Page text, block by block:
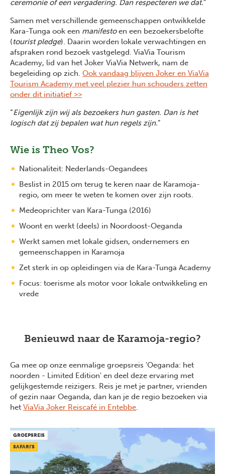
ceremonie of een vergadering. Dan respecteren we dat.”
Samen met verschillende gemeenschappen ontwikkelde
Kara-Tunga ook een manifestoen een bezoekersbelofte
(tourist pledge). Daarin worden lokale verwachtingen en
afspraken rond bezoek vastgelegd. ViaVia Tourism
Academy, lid van het Joker ViaVia Netwerk, nam de
begeleiding op zich. Ook vandaag blijven Joker en ViaVia
Tourism Academy met veel plezier hun schouders zetten
onder dit initiatief >>
“Eigenlijk zijn wij als bezoekers hun gasten. Dan is het
logisch dat zij bepalen wat hun regels zijn.”
Wie is Theo Vos?
Nationaliteit: Nederlands-Oegandees
Beslist in 2015 om terug te keren naar de Karamoja-
regio, om meer te weten te komen over zijn roots.
Medeoprichter van Kara-Tunga (2016)
Woont en werkt (deels) in Noordoost-Oeganda
Werkt samen met lokale gidsen, ondernemers en
gemeenschappen in Karamoja
Zet sterk in op opleidingen via de Kara-Tunga Academy
Focus: toerisme als motor voor lokale ontwikkeling en
vrede
Benieuwd naar de Karamoja-regio?
Ga mee op onze eenmalige groepsreis 'Oeganda: het
noorden - Limited Edition' en deel deze ervaring met
gelijkgestemde reizigers. Reis je met je partner, vrienden
of gezin naar Oeganda, dan kan je de regio bezoeken via
het ViaVia Joker Reiscafé in Entebbe.
GROEPSREIS
SAFARI'S